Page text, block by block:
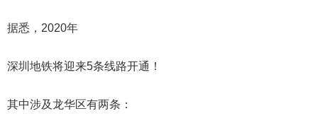
据悉，2020年
深圳地铁将迎来5条线路开通！
其中涉及龙华区有两条：